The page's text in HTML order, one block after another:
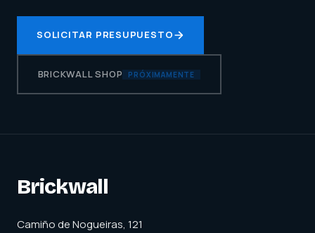
SOLICITAR PRESUPUESTO
BRICKWALL SHOP PRÓXIMAMENTE
Brickwall
Camiño de Nogueiras, 121